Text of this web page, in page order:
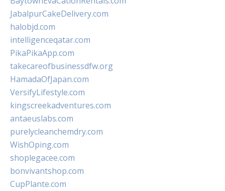
JabalpurCakeDelivery.com
halobjd.com
intelligenceqatar.com
PikaPikaApp.com
takecareofbusinessdfw.org
HamadaOfJapan.com
VersifyLifestyle.com
kingscreekadventures.com
antaeuslabs.com
purelycleanchemdry.com
WishOping.com
shoplegacee.com
bonvivantshop.com
CupPlante.com